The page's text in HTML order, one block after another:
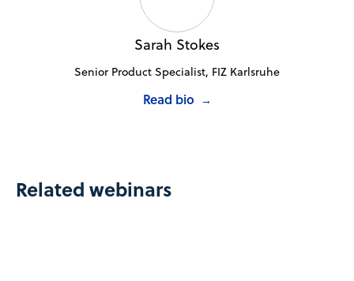
Sarah Stokes
Senior Product Specialist, FIZ Karlsruhe
Read bio →
Related webinars